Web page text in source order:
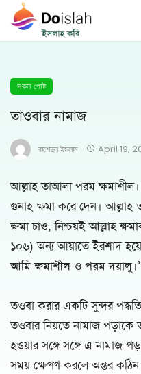
সকল পোষ্ট
তাওবার নামাজ
রাশেদুল ইসলাম April 19,
আল্লাহ তাআলা পরম
গুনাহ ক্ষমা করে দেন। আল্লাহ
ক্ষমা চাও, নিশ্চয়ই আল্লাহ
১০৬) অন্য আয়াতে ইরশাদ
আমি ক্ষমাশীল ও পরম
তওবা করার একটি সুন্দর
তওবার নিয়তে নামাজ পড়াকে
হওয়ার সঙ্গে সঙ্গে এ নামাজ
সময় ক্ষেপণ করলে অন্তর